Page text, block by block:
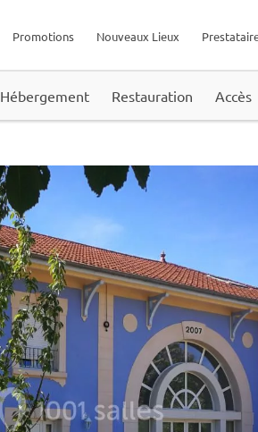
Nouveaux Lieux
Promotions
Hébergement Restauration Accès